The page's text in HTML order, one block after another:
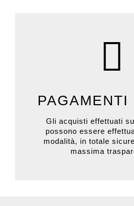
PAGAMENTI
Gli acquisti effettuati
possono essere
modalità, in totale
massima